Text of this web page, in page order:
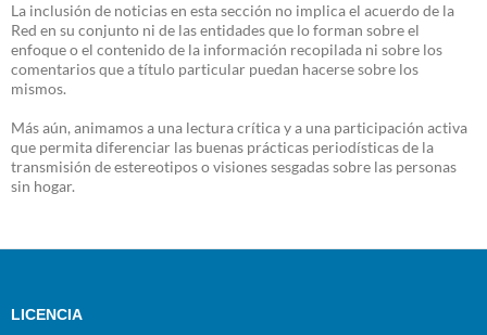
La inclusión de noticias en esta sección no implica el acuerdo de la
Red en su conjunto ni de las entidades que lo forman sobre el
enfoque o el contenido de la información recopilada ni sobre los
comentarios que a título particular puedan hacerse sobre los
mismos.
Más aún, animamos a una lectura crítica y a una participación activa
que permita diferenciar las buenas prácticas periodísticas de la
transmisión de estereotipos o visiones sesgadas sobre las personas
sin hogar.
LICENCIA